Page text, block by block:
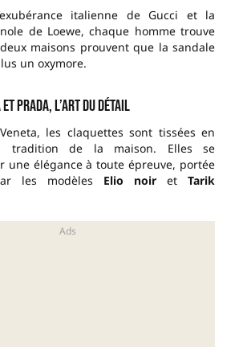
italienne de Gucci et la
de Loewe, chaque homme trouve
maisons prouvent que la sandale
un oxymore.
et Prada, l’art du détail
les claquettes sont tissées en
tradition de la maison. Elles se
une élégance à toute épreuve, portée
les modèles Elio noir et Tarik